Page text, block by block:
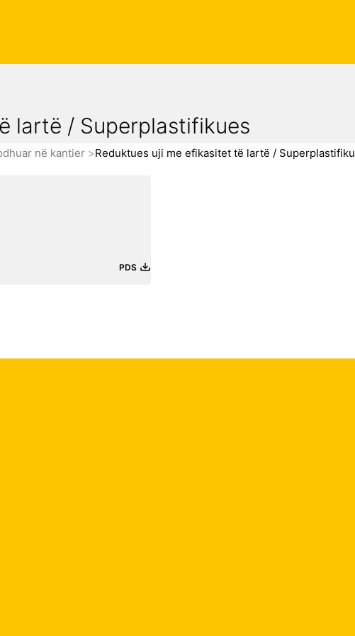
lartë / Superplastifikues
në kantier Reduktues uji me efikasitet të lartë /
PDS